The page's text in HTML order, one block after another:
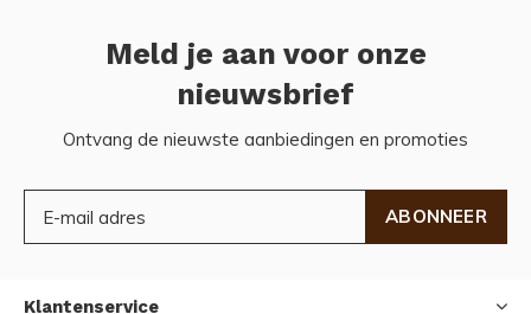
Meld je aan voor onze
nieuwsbrief
Ontvang de nieuwste aanbiedingen en promoties
ABONNEER
Klantenservice